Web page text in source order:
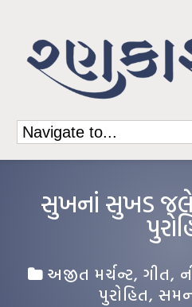
સુખનાં સુખડ જલે
અજીત મર્ચન્ટ, ગીત,
પુરોહિત,